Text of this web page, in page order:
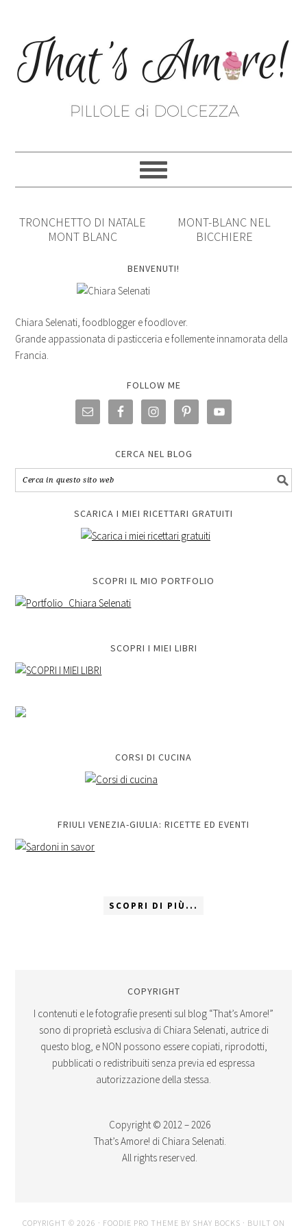
TRONCHETTO DI NATALE
MONT BLANC
MONT-BLANC NEL
BICCHIERE
BENVENUTI!
Chiara Selenati, foodblogger e foodlover.
Grande appassionata di pasticceria e follemente innamorata della
Francia.
FOLLOW ME
CERCA NEL BLOG
SCARICA I MIEI RICETTARI GRATUITI
SCOPRI IL MIO PORTFOLIO
SCOPRI I MIEI LIBRI
CORSI DI CUCINA
FRIULI VENEZIA-GIULIA: RICETTE ED EVENTI
SCOPRI DI PIÙ...
COPYRIGHT
I contenuti e le fotografie presenti sul blog “That’s Amore!”
sono di proprietà esclusiva di Chiara Selenati, autrice di
questo blog, e NON possono essere copiati, riprodotti,
pubblicati o redistribuiti senza previa ed espressa
autorizzazione della stessa.
Copyright © 2012 – 2026
That’s Amore! di Chiara Selenati.
All rights reserved.
COPYRIGHT © 2026 · FOODIE PRO THEME BY SHAY BOCKS · BUILT ON